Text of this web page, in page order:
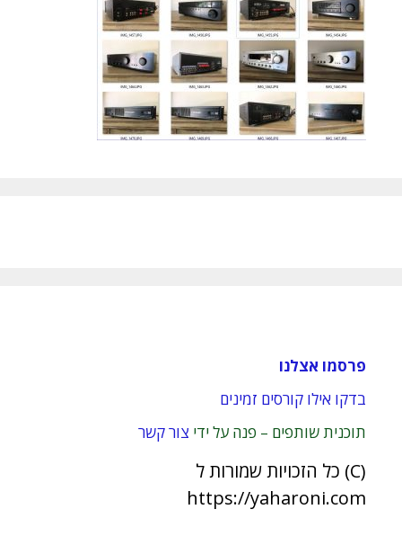
פרסמו אצלנו
בדקו אילו קורסים זמינים
תוכנית שותפים – פנה על ידי צור קשר
(C) כל הזכויות שמורות ל
https://yaharoni.com